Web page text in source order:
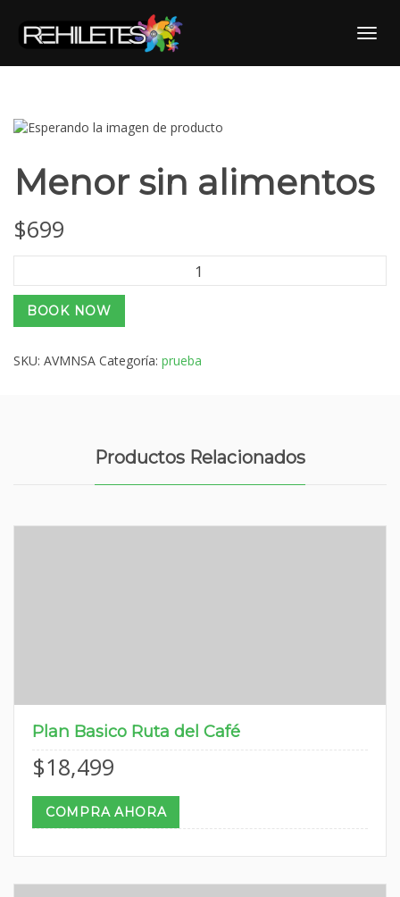
content
Menor sin alimentos
$699
sin
alimentos
cantidad
BOOK NOW
SKU: AVMNSA Categoría: prueba
Productos Relacionados
Plan Basico Ruta del Café
$18,499
COMPRA AHORA